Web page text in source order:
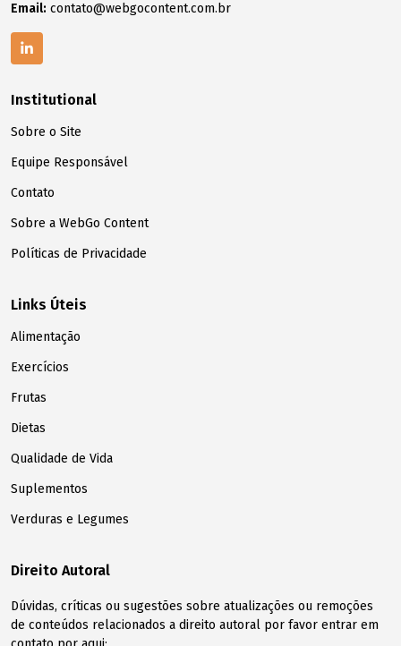
Email: contato@webgocontent.com.br
Institutional
Sobre o Site
Equipe Responsável
Contato
Sobre a WebGo Content
Políticas de Privacidade
Links Úteis
Alimentação
Exercícios
Frutas
Dietas
Qualidade de Vida
Suplementos
Verduras e Legumes
Direito Autoral
Dúvidas, críticas ou sugestões sobre atualizações ou remoções
de conteúdos relacionados a direito autoral por favor entrar em